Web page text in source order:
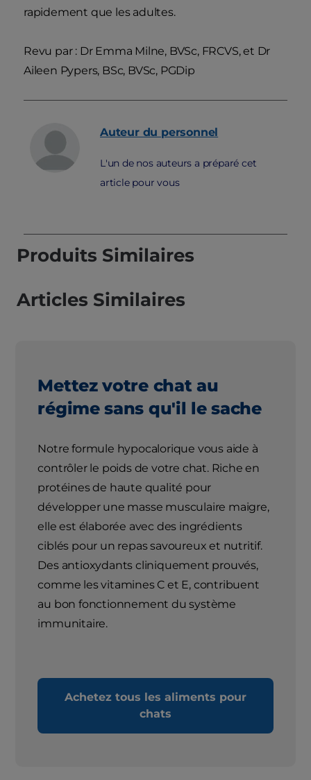
rapidement que les adultes.
Revu par : Dr Emma Milne, BVSc, FRCVS, et Dr
Aileen Pypers, BSc, BVSc, PGDip
Auteur du personnel
L'un de nos auteurs a préparé cet
article pour vous
Produits Similaires
Articles Similaires
Mettez votre chat au
régime sans qu'il le sache
Notre formule hypocalorique vous aide à
contrôler le poids de votre chat. Riche en
protéines de haute qualité pour
développer une masse musculaire maigre,
elle est élaborée avec des ingrédients
ciblés pour un repas savoureux et nutritif.
Des antioxydants cliniquement prouvés,
comme les vitamines C et E, contribuent
au bon fonctionnement du système
immunitaire.
Achetez tous les aliments pour
chats